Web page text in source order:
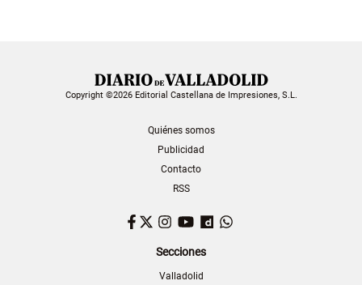
Copyright ©2026 Editorial Castellana de Impresiones, S.L.
Quiénes somos
Publicidad
Contacto
RSS
Facebook
TwitterInstagram
YouTubeDailymotion
Secciones
Valladolid